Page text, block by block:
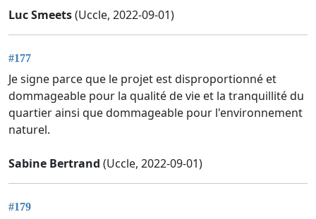
Luc Smeets(Uccle, 2022-09-01)
#177
Je signe parce que le projet est disproportionné et
dommageable pour la qualité de vie et la tranquillité du
quartier ainsi que dommageable pour l'environnement
naturel.
Sabine Bertrand (Uccle, 2022-09-01)
#179